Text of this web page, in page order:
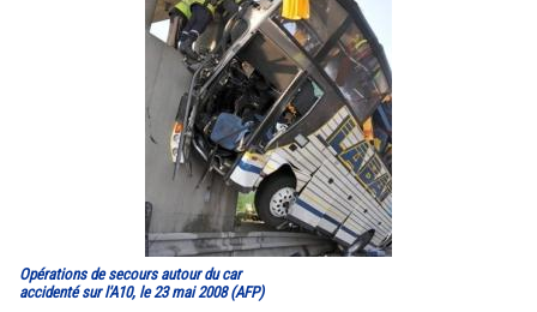
Opérations de secours autour du car
accidenté sur l'A10, le 23 mai 2008 (AFP)